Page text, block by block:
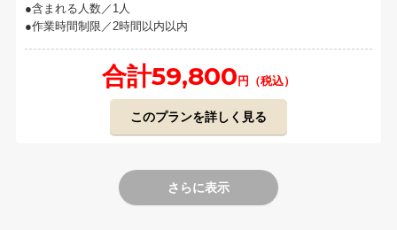
含まれる人数／1人
作業時間制限／2時間以内以内
合計59,800円（税込）
このプランを詳しく見る
さらに表示